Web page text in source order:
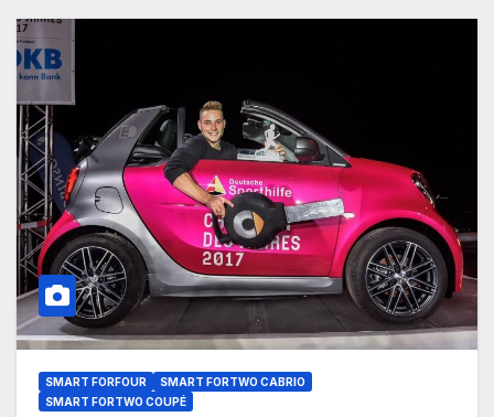
SMART FORFOUR
SMART FORTWO CABRIO
SMART FORTWO COUPÉ